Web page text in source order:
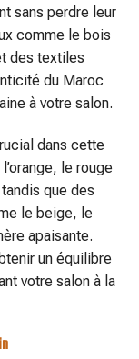
sans perdre leur
comme le bois
des textiles
du Maroc
à votre salon.
dans cette
le rouge
que des
le beige, le
apaisante.
un équilibre
votre salon à la